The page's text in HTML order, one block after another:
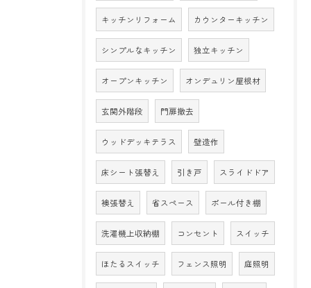
キッチンリフォーム カウンターキッチン
シンプルなキッチン 独立キッチン
オープンキッチン オンデュリン屋根材
玄関外階段 門扉撤去
ウッドデッキテラス 壁造作
床シート張替え 引き戸 スライドドア
襖張替え 省スペース ポール付き棚
洗濯機上収納棚 コンセント スイッチ
ほたるスイッチ フェンス照明 庭照明